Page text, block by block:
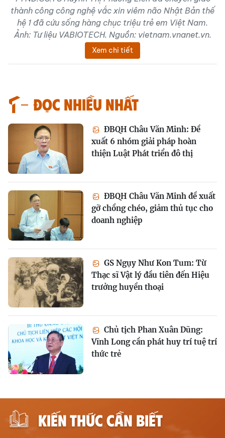
thành công công nghệ vắc xin viêm não Nhật Bản thế
hệ 1 đã cứu sống hàng chục triệu trẻ em Việt Nam.
Ảnh: Tư liệu VABIOTECH. Nguồn: vietnam.vnanet.vn.
Xem chi tiết
Đọc nhiều nhất
ĐBQH Châu Văn Minh: Đề
xuất 6 nhóm giải pháp hoàn
thiện Luật Phát triển đô thị
ĐBQH Châu Văn Minh đề xuất
gỡ chồng chéo, giảm thủ tục cho
doanh nghiệp
GS Ngụy Như Kon Tum: Từ
Thạc sĩ Vật lý đầu tiên đến Hiệu
trưởng huyền thoại
Chủ tịch Phan Xuân Dũng:
Vĩnh Long cần phát huy trí tuệ trí
thức trẻ
KIẾN THỨC CẦN BIẾT